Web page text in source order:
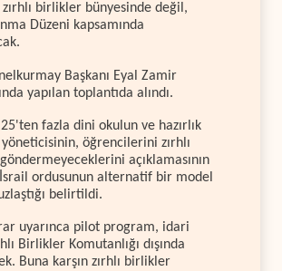
birlikler bünyesinde değil,
Düzeni kapsamında
Başkanı Eyal Zamir
yapılan toplantıda alındı.
fazla dini okulun ve hazırlık
öğrencilerini zırhlı
açıklamasının
ordusunun alternatif bir model
belirtildi.
uyarınca pilot program, idari
Birlikler Komutanlığı dışında
Buna karşın zırhlı birlikler